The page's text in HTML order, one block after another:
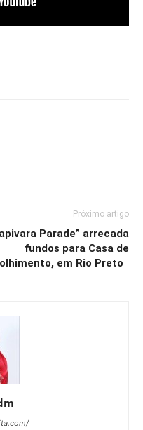
Próximo artigo
Parade” arrecada
fundos para Casa de
em Rio Preto